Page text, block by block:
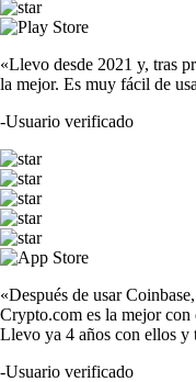
«Llevo desde 2021 y, tras
la mejor. Es muy fácil de
-Usuario verificado
«Después de usar
Crypto.com es la mejor
Llevo ya 4 años con ellos y
-Usuario verificado